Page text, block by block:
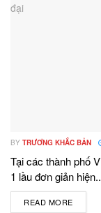
BY TRƯƠNG KHẮC BẢN
Tại các thành phố
1 lầu đơn giản
READ MORE